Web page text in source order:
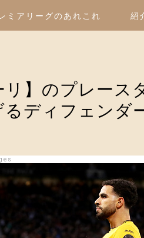
ミアリーグのあれこれ 紹
リ】のプレー
るディフェンダ